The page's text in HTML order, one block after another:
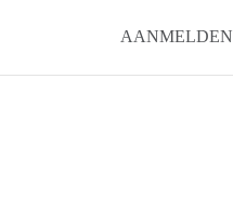
AANMELDEN